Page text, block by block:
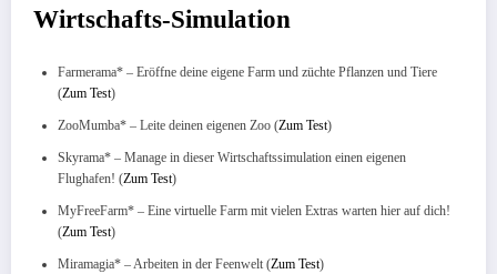
Wirtschafts-Simulation
Farmerama* – Eröffne deine eigene Farm und züchte Pflanzen und Tiere
(Zum Test)
ZooMumba* – Leite deinen eigenen Zoo (Zum Test)
Skyrama* – Manage in dieser Wirtschaftssimulation einen eigenen
Flughafen! (Zum Test)
MyFreeFarm* – Eine virtuelle Farm mit vielen Extras warten hier auf dich!
(Zum Test)
Miramagia* – Arbeiten in der Feenwelt (Zum Test)